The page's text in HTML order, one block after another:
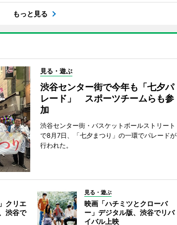
もっと見る
見る・遊ぶ
渋谷センター街で今年も「七夕パ
レード」 スポーツチームらも参
加
渋谷センター街・バスケットボールストリート
で8月7日、「七夕まつり」の一環でパレードが
行われた。
クリエ
渋谷で
見る・遊ぶ
映画「ハチミツとクローバ
ー」デジタル版、渋谷でリバ
イバル上映